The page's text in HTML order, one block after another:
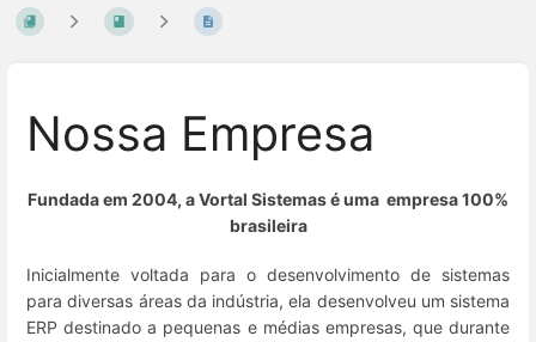
Nossa Empresa
Fundada em 2004, a Vortal Sistemas é uma empresa 100%
brasileira
Inicialmente voltada para o desenvolvimento de sistemas
para diversas áreas da indústria, ela desenvolveu um sistema
ERP destinado a pequenas e médias empresas, que durante